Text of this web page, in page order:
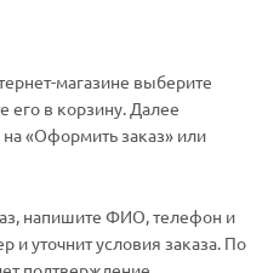
магазине выберите
его в корзину. Далее
«Оформить заказ» или
напишите ФИО, телефон и
уточнит условия заказа. По